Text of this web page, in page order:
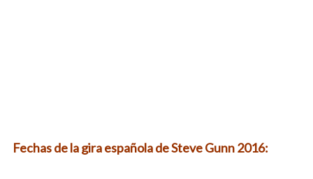
Fechas de la gira española de Steve Gunn 2016: